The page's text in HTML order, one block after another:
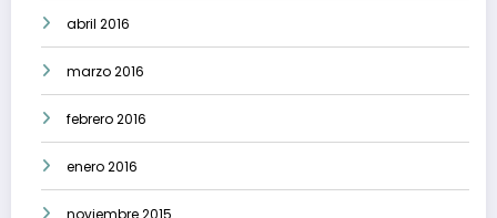
abril 2016
marzo 2016
febrero 2016
enero 2016
noviembre 2015